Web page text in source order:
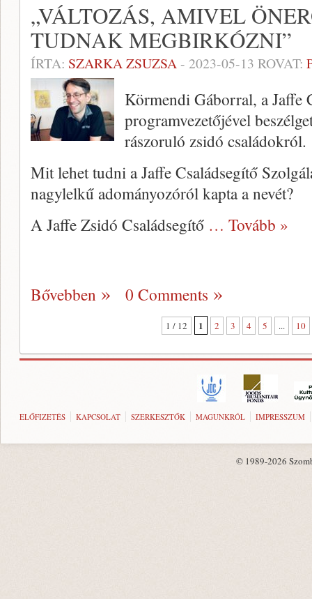
„VÁLTOZÁS, AMIVEL
TUDNAK MEGBIRKÓZNI”
ÍRTA: SZARKA ZSUZSA- 2023-05-13 ROVAT:
Körmendi Gáborral, a Jaffe
programvezetőjével
rászoruló zsidó családokról.
Mit lehet tudni a Jaffe Családsegítő
nagylelkű adományozóról kapta a nevét?
A Jaffe Zsidó Családsegítő … Tovább »
Bővebben 0 Comments
1 / 12 1 2 3 4 5 ... 10
ELŐFIZETÉS KAPCSOLAT SZERKESZTŐK MAGUNKRÓL IMPRESSZUM
© 1989-2026